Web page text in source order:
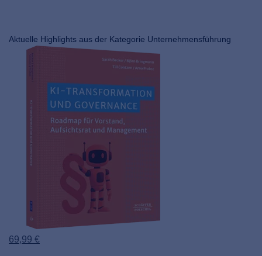
Aktuelle Highlights aus der Kategorie Unternehmensführung
69,99 €